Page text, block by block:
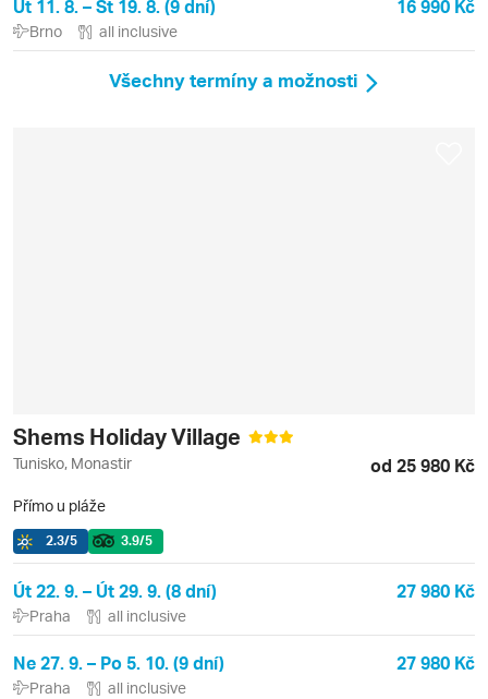
Út 11. 8. – St 19. 8. (9 dní) 16 990 Kč
Brno all inclusive
Všechny termíny a možnosti
Shems Holiday Village
Tunisko, Monastir od 25 980 Kč
Přímo u pláže
2.3/5 3.9/5
Út 22. 9. – Út 29. 9. (8 dní) 27 980 Kč
Praha all inclusive
Ne 27. 9. – Po 5. 10. (9 dní) 27 980 Kč
Praha all inclusive